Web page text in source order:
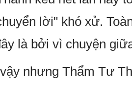
lời" khó xử.
là bởi vì chuyện
nhưng Thẩm Tư